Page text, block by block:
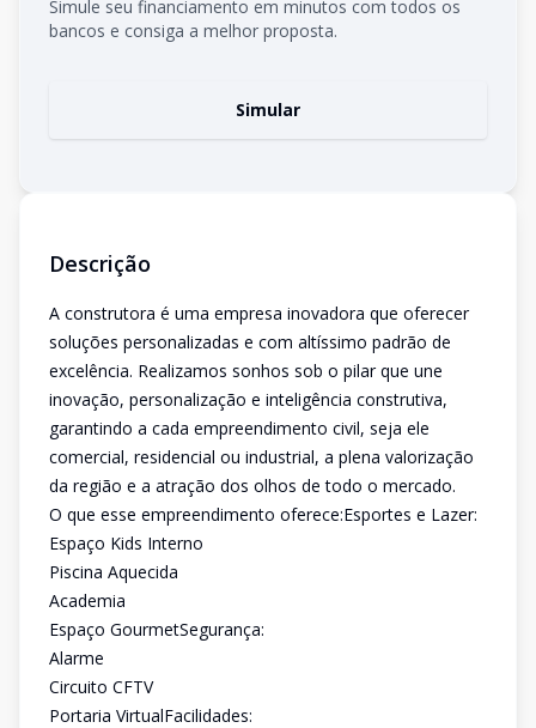
Simule seu financiamento em minutos com todos os
bancos e consiga a melhor proposta.
Simular
Descrição
A construtora é uma empresa inovadora que oferecer
soluções personalizadas e com altíssimo padrão de
excelência. Realizamos sonhos sob o pilar que une
inovação, personalização e inteligência construtiva,
garantindo a cada empreendimento civil, seja ele
comercial, residencial ou industrial, a plena valorização
da região e a atração dos olhos de todo o mercado.
O que esse empreendimento oferece:Esportes e Lazer:
Espaço Kids Interno
Piscina Aquecida
Academia
Espaço GourmetSegurança:
Alarme
Circuito CFTV
Portaria VirtualFacilidades: